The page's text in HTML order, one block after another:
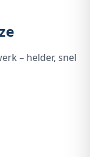
– helder, snel